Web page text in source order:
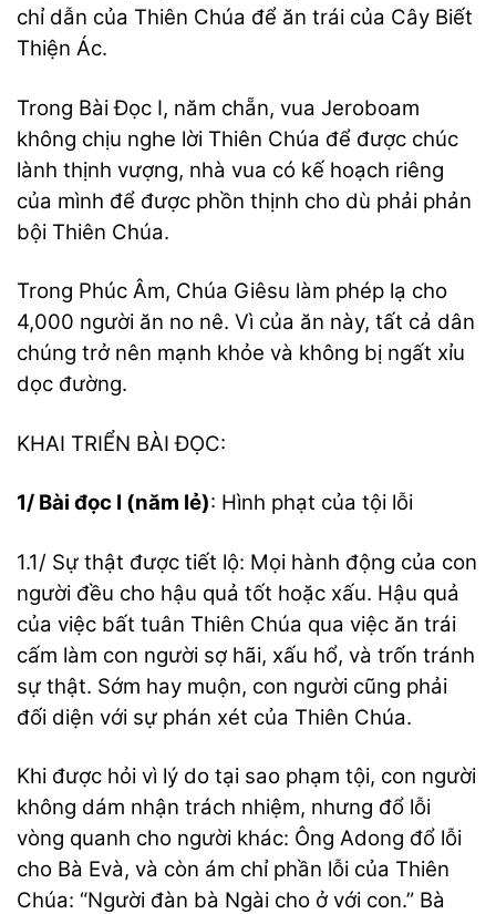
chỉ dẫn của Thiên Chúa để ăn trái của Cây Biết
Thiện Ác.
Trong Bài Đọc I, năm chẵn, vua Jeroboam
không chịu nghe lời Thiên Chúa để được chúc
lành thịnh vượng, nhà vua có kế hoạch riêng
của mình để được phồn thịnh cho dù phải phản
bội Thiên Chúa.
Trong Phúc Âm, Chúa Giêsu làm phép lạ cho
4,000 người ăn no nê. Vì của ăn này, tất cả dân
chúng trở nên mạnh khỏe và không bị ngất xỉu
dọc đường.
KHAI TRIỂN BÀI ĐỌC:
1/ Bài đọc I (năm lẻ): Hình phạt của tội lỗi
1.1/ Sự thật được tiết lộ: Mọi hành động của con
người đều cho hậu quả tốt hoặc xấu. Hậu quả
của việc bất tuân Thiên Chúa qua việc ăn trái
cấm làm con người sợ hãi, xấu hổ, và trốn tránh
sự thật. Sớm hay muộn, con người cũng phải
đối diện với sự phán xét của Thiên Chúa.
Khi được hỏi vì lý do tại sao phạm tội, con người
không dám nhận trách nhiệm, nhưng đổ lỗi
vòng quanh cho người khác: Ông Adong đổ lỗi
cho Bà Evà, và còn ám chỉ phần lỗi của Thiên
Chúa: “Người đàn bà Ngài cho ở với con.” Bà